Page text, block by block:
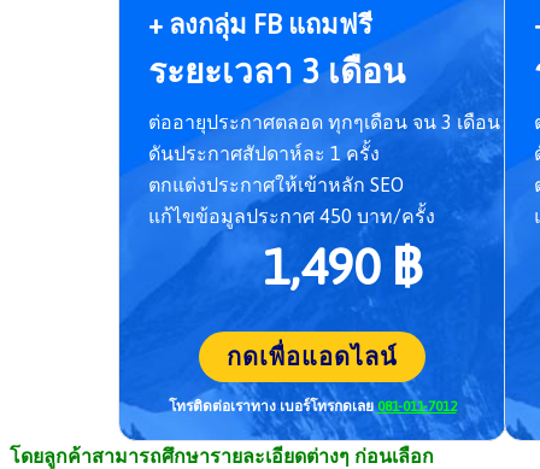
+ ลงกลุ่ม FB แถมฟรี
ระยะเวลา 3 เดือน
ต่ออายุประกาศตลอด ทุกๆเดือน จน 3 เดือน
ดันประกาศสัปดาห์ละ 1 ครั้ง
ตกแต่งประกาศให้เข้าหลัก SEO
แก้ไขข้อมูลประกาศ 450 บาท/ครั้ง
1,490 ฿
กดเพื่อแอดไลน์
โทรติดต่อเราทาง เบอร์โทรกดเลย 081-011-7012
โดยลูกค้าสามารถศึกษารายละเอียดต่างๆ ก่อนเลือก